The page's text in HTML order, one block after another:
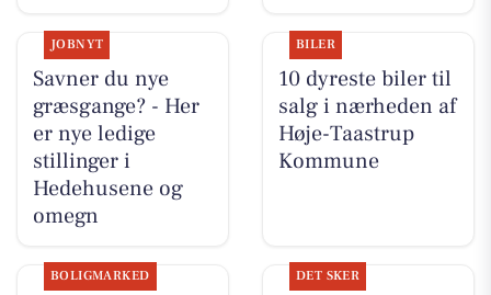
JOBNYT
Savner du nye
græsgange? - Her
er nye ledige
stillinger i
Hedehusene og
omegn
BILER
10 dyreste biler til
salg i nærheden af
Høje-Taastrup
Kommune
BOLIGMARKED DET SKER